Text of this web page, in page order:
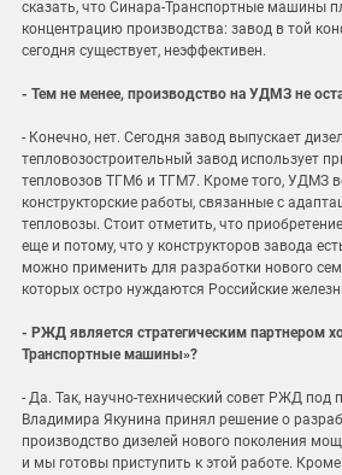
сказать, что Синара-Транспортные машины
концентрацию производства: завод в той
сегодня существует, неэффективен.
- Тем не менее, производство на УДМЗ не
- Конечно, нет. Сегодня завод выпускает
тепловозостроительный завод использует
тепловозов ТГМ6 и ТГМ7. Кроме того, УДМЗ
конструкторские работы, связанные с
тепловозы. Стоит отметить, что
еще и потому, что у конструкторов завода
можно применить для разработки нового
которых остро нуждаются Российские
- РЖД является стратегическим партнером
Транспортные машины»?
- Да. Так, научно-технический совет РЖД под
Владимира Якунина принял решение о
производство дизелей нового поколения
и мы готовы приступить к этой работе.